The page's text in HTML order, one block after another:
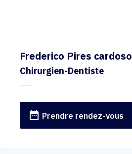
Frederico Pires cardoso
Chirurgien-Dentiste
date_range Prendre rendez-vous